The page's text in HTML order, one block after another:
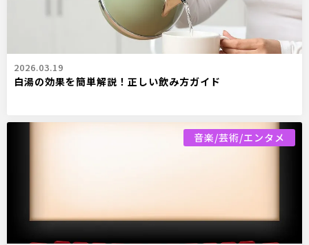
2026.03.19
白湯の効果を簡単解説！正しい飲み方ガイド
音楽/芸術/エンタメ